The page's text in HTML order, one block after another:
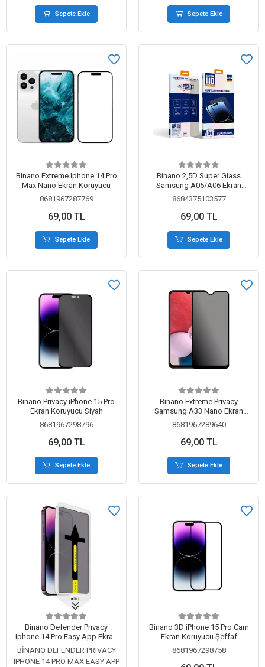
Sepete Ekle Sepete Ekle
Binano Extreme Iphone 14 Pro
Max Nano Ekran Koruyucu
8681967287769
69,00 TL
Sepete Ekle
Binano 2,5D Super Glass
Samsung A05/A06 Ekran
Koruyucu Şeffaf
8684375103577
69,00 TL
Sepete Ekle
Binano Privacy iPhone 15 Pro
Ekran Koruyucu Siyah
8681967298796
69,00 TL
Sepete Ekle
Binano Extreme Privacy
Samsung A33 Nano Ekran
Koruyucu
8681967289640
69,00 TL
Sepete Ekle
Binano Defender Prıvacy
Iphone 14 Pro Easy App Ekran
Koruyucu
BİNANO DEFENDER PRIVACY
IPHONE 14 PRO MAX EASY APP
Binano 3D iPhone 15 Pro Cam
Ekran Koruyucu Şeffaf
8681967298758